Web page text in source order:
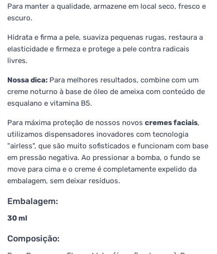
Para manter a qualidade, armazene em local seco, fresco e
escuro.
Hidrata e firma a pele, suaviza pequenas rugas, restaura a
elasticidade e firmeza e protege a pele contra radicais
livres.
Nossa dica: Para melhores resultados, combine com um
creme noturno à base de óleo de ameixa com conteúdo de
esqualano e vitamina B5.
Para máxima proteção de nossos novos cremes faciais,
utilizamos dispensadores inovadores com tecnologia
"airless", que são muito sofisticados e funcionam com base
em pressão negativa. Ao pressionar a bomba, o fundo se
move para cima e o creme é completamente expelido da
embalagem, sem deixar resíduos.
Embalagem:
30 ml
Composição: